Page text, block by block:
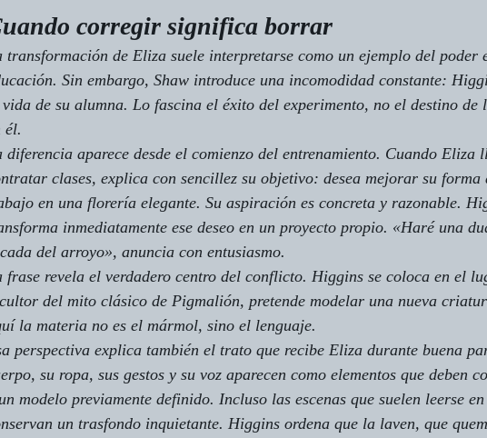
corregir significa borrar
transformación de Eliza suele interpretarse como un ejemplo del poder
Sin embargo, Shaw introduce una incomodidad constante:
de su alumna. Lo fascina el éxito del experimento, no el destino de
él.
diferencia aparece desde el comienzo del entrenamiento. Cuando Eliza
clases, explica con sencillez su objetivo: desea mejorar su
en una florería elegante. Su aspiración es concreta y razonable.
inmediatamente ese deseo en un proyecto propio. «Haré una
del arroyo», anuncia con entusiasmo.
frase revela el verdadero centro del conflicto. Higgins se coloca en el
del mito clásico de Pigmalión, pretende modelar una nueva
la materia no es el mármol, sino el lenguaje.
perspectiva explica también el trato que recibe Eliza durante buena
su ropa, sus gestos y su voz aparecen como elementos que deben
modelo previamente definido. Incluso las escenas que suelen leerse
un trasfondo inquietante. Higgins ordena que la laven, que